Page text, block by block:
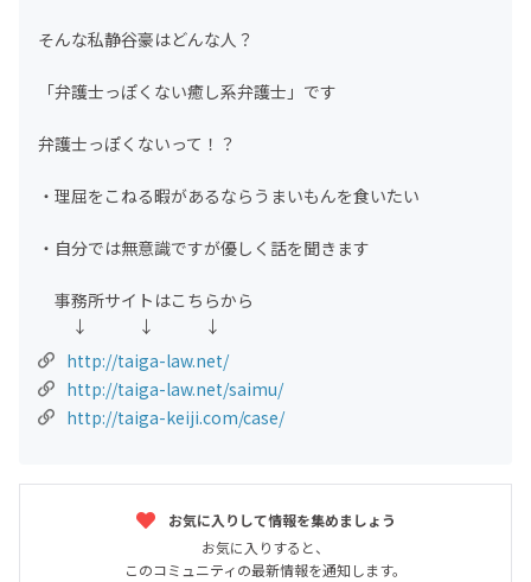
そんな私静谷豪はどんな人？
「弁護士っぽくない癒し系弁護士」です
弁護士っぽくないって！？
・理屈をこねる暇があるならうまいもんを食いたい
・自分では無意識ですが優しく話を聞きます
事務所サイトはこちらから
↓ ↓ ↓
http://taiga-law.net/
http://taiga-law.net/saimu/
http://taiga-keiji.com/case/
お気に入りして情報を集めましょう
お気に入りすると、
このコミュニティの最新情報を通知します。